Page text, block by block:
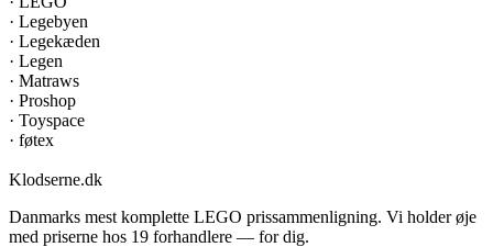
· Legebyen
· Legekæden
· Legen
· Matraws
· Proshop
· Toyspace
· føtex
Klodserne.dk
Danmarks mest komplette LEGO prissammenligning. Vi holder øje
med priserne hos 19 forhandlere — for dig.